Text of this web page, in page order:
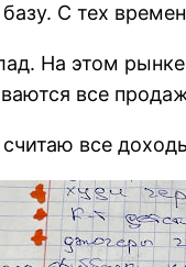
С тех
На этом
все
все